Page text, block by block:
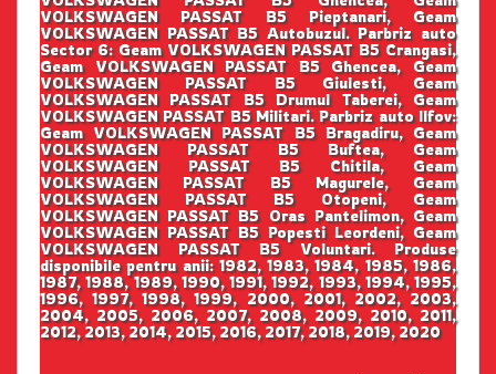
VOLKSWAGEN PASSAT B5 Pieptanari, Geam
VOLKSWAGEN PASSAT B5 Autobuzul. Parbriz auto
Sector 6: Geam VOLKSWAGEN PASSAT B5 Crangasi,
Geam VOLKSWAGEN PASSAT B5 Ghencea, Geam
VOLKSWAGEN PASSAT B5 Giulesti, Geam
VOLKSWAGEN PASSAT B5 Drumul Taberei, Geam
VOLKSWAGEN PASSAT B5 Militari. Parbriz auto Ilfov:
Geam VOLKSWAGEN PASSAT B5 Bragadiru, Geam
VOLKSWAGEN PASSAT B5 Buftea, Geam
VOLKSWAGEN PASSAT B5 Chitila, Geam
VOLKSWAGEN PASSAT B5 Magurele, Geam
VOLKSWAGEN PASSAT B5 Otopeni, Geam
VOLKSWAGEN PASSAT B5 Oras Pantelimon, Geam
VOLKSWAGEN PASSAT B5 Popesti Leordeni, Geam
VOLKSWAGEN PASSAT B5 Voluntari. Produse
disponibile pentru anii: 1982, 1983, 1984, 1985, 1986,
1987, 1988, 1989, 1990, 1991, 1992, 1993, 1994, 1995,
1996, 1997, 1998, 1999, 2000, 2001, 2002, 2003,
2004, 2005, 2006, 2007, 2008, 2009, 2010, 2011,
2012, 2013, 2014, 2015, 2016, 2017, 2018, 2019, 2020